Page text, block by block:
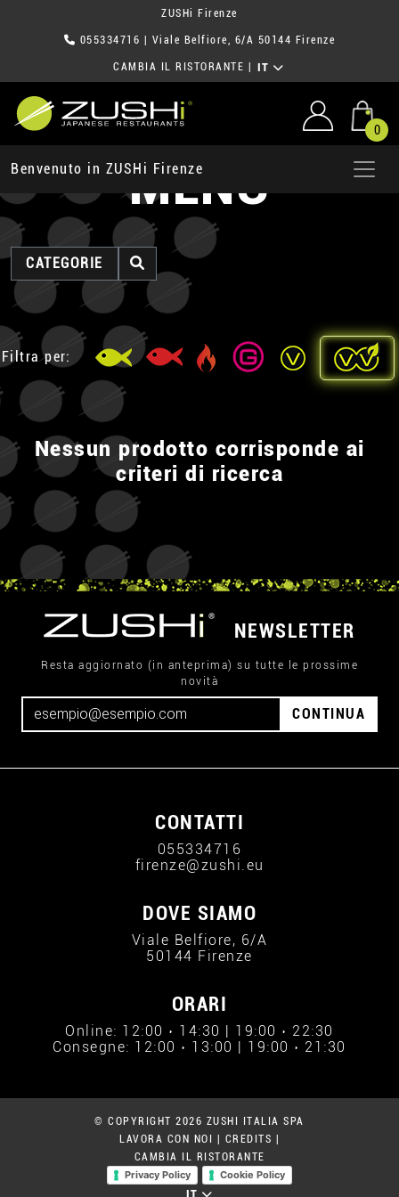
ZUSHi Firenze
055334716 | Viale Belfiore, 6/A 50144 Firenze
CAMBIA IL RISTORANTE IT
0
Benvenuto in ZUSHi Firenze
MENU
CATEGORIE
Filtra per:
Nessun prodotto corrisponde ai
criteri di ricerca
NEWSLETTER
Resta aggiornato (in anteprima) su tutte le prossime
novità
CONTINUA
CONTATTI
055334716
firenze@zushi.eu
DOVE SIAMO
Viale Belfiore, 6/A
50144 Firenze
ORARI
Online: 12:00 › 14:30 | 19:00 › 22:30
Consegne: 12:00 › 13:00 | 19:00 › 21:30
© COPYRIGHT 2026 ZUSHI ITALIA SPA
LAVORA CON NOI
CREDITS
CAMBIA IL RISTORANTE
Privacy Policy
Cookie Policy